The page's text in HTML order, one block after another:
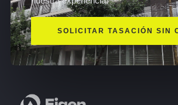
SOLICITAR TASACIÓN SIN